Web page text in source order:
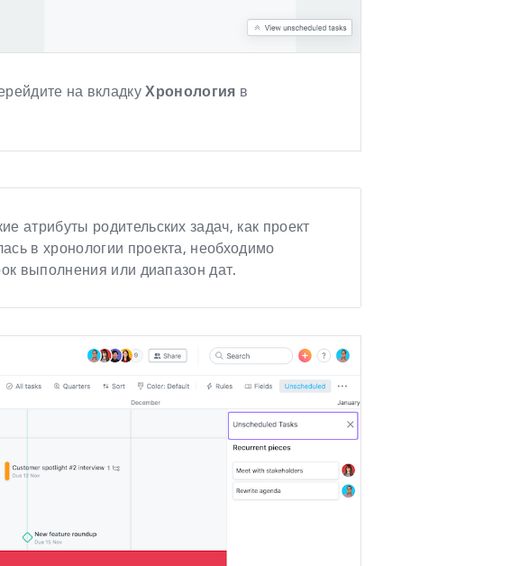
на вкладкуХронология в
атрибуты родительских задач, как проект
в хронологии проекта, необходимо
выполнения или диапазон дат.